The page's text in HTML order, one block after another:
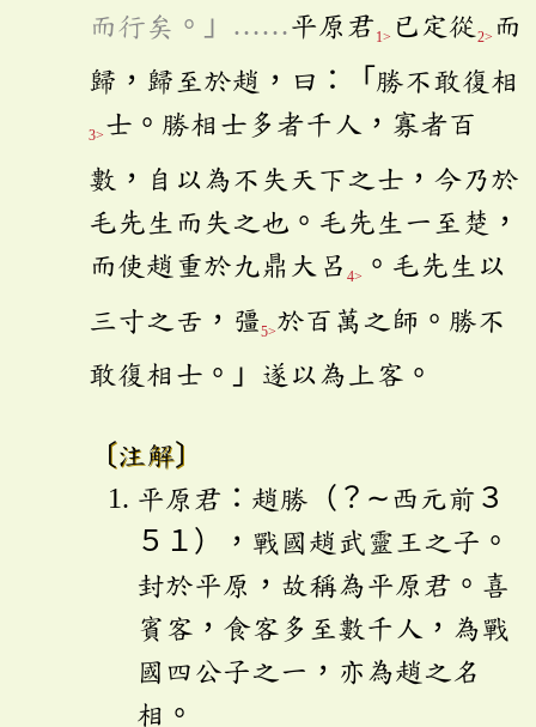
而行矣。」……平原君1> 已定從 2> 而
歸，歸至於趙，曰：「勝不敢復相
3> 士。勝相士多者千人，寡者百
數，自以為不失天下之士，今乃於
毛先生而失之也。毛先生一至楚，
而使趙重於九鼎大呂 4>
。毛先生以
三寸之舌，彊5>於百萬之師。勝不
敢復相士。」遂以為上客。
〔注解〕
平原君：趙勝（？∼西元前３
５１），戰國趙武靈王之子。
封於平原，故稱為平原君。喜
賓客，食客多至數千人，為戰
國四公子之一，亦為趙之名
相。